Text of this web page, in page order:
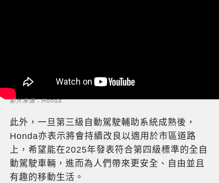
影片來源：Honda
此外，一旦第三級自動駕駛輔助系統成熟後，
Honda亦表示將會持續改良以適用於市區道路
上，希望能在2025年發表符合第四級標準的全自
動駕駛車輛，進而為人們帶來更安全、自由並且
有趣的移動生活。